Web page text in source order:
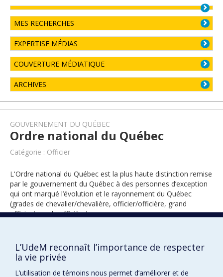
MES RECHERCHES
EXPERTISE MÉDIAS
COUVERTURE MÉDIATIQUE
ARCHIVES
GOUVERNEMENT DU QUÉBEC
Ordre national du Québec
Catégorie : Officier
L'Ordre national du Québec est la plus haute distinction remise
par le gouvernement du Québec à des personnes d’exception
qui ont marqué l’évolution et le rayonnement du Québec
(grades de chevalier/chevalière, officier/officière, grand
officier/grande officière).
2019
L’UdeM reconnaît l’importance de respecter
la vie privée
L’utilisation de témoins nous permet d’améliorer et de